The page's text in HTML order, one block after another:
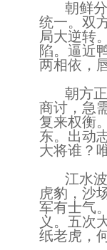
朝鲜
统一。双
局大逆转
陷。逼近
两相依，
朝方
商讨，急
复来权衡
东。出动
大将谁？
江水
虎豹，沙
军有士气
义。五次
纸老虎，